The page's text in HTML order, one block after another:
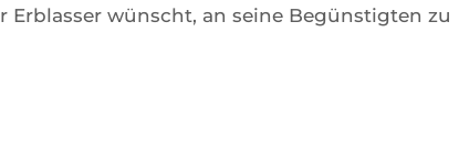
Erblasser wünscht, an seine Begünstigten zu